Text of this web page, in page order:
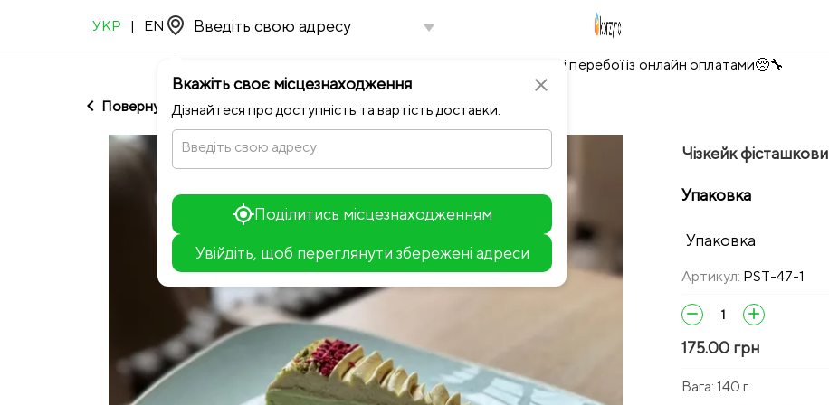
УКР | EN
close
Вкажіть своє місцезнаходження
Дізнайтеся про доступність та вартість доставки.
Введіть свою адресу
Поділитись місцезнаходженням
Увійдіть, щоб переглянути збережені адреси
−
Тимчасово можливі перебої із онлайн оплатами🥺🔧
chevron_left Повернутися до Pasta Fresca
Чізкейк
Упаковка
Упаковка
Артикул: PST-47-1
remove add
175.00 грн
Вага: 140 г